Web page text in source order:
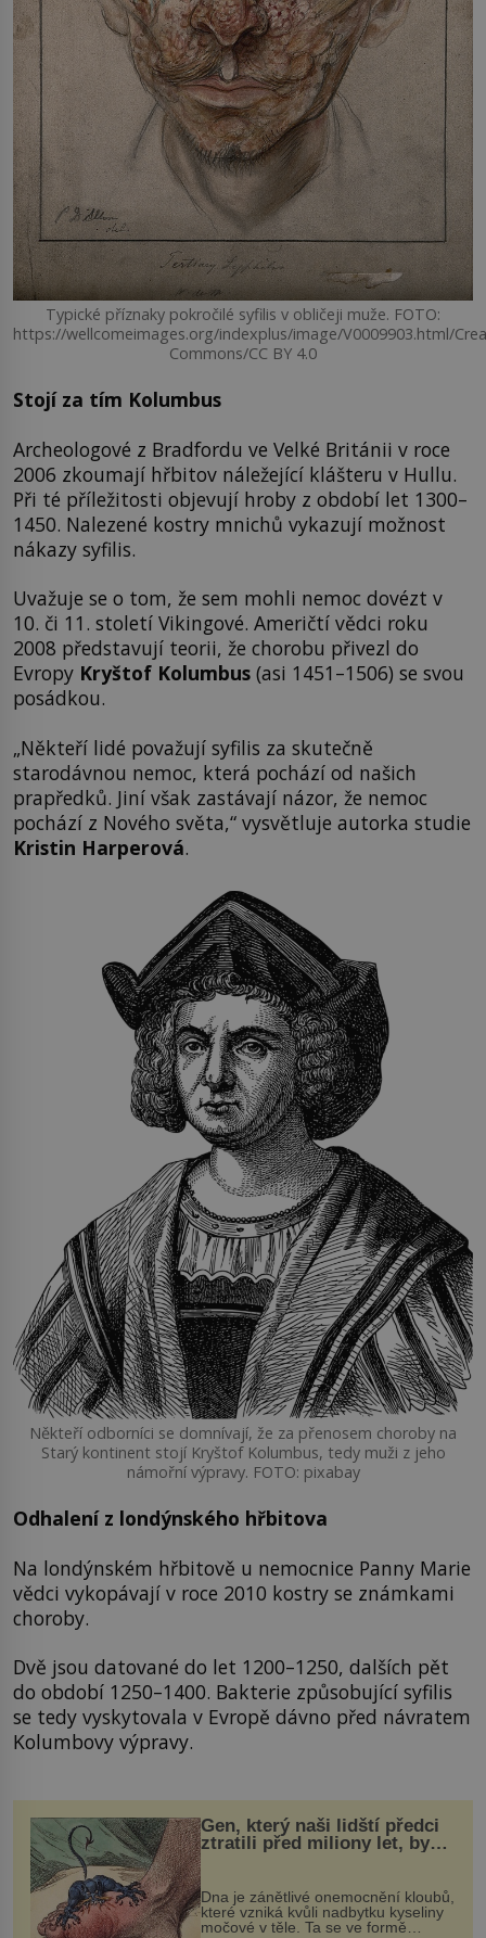
Typické příznaky pokročilé syfilis v obličeji muže. FOTO:
https://wellcomeimages.org/indexplus/image/V0009903.html/
Commons/CC BY 4.0
Stojí za tím Kolumbus
Archeologové z Bradfordu ve Velké Británii v roce
2006 zkoumají hřbitov náležející klášteru v Hullu.
Při té příležitosti objevují hroby z období let 1300–
1450. Nalezené kostry mnichů vykazují možnost
nákazy syfilis.
Uvažuje se o tom, že sem mohli nemoc dovézt v
10. či 11. století Vikingové. Američtí vědci roku
2008 představují teorii, že chorobu přivezl do
Evropy Kryštof Kolumbus (asi 1451–1506) se svou
posádkou.
„Někteří lidé považují syfilis za skutečně
starodávnou nemoc, která pochází od našich
prapředků. Jiní však zastávají názor, že nemoc
pochází z Nového světa,“ vysvětluje autorka studie
Kristin Harperová.
Někteří odborníci se domnívají, že za přenosem choroby na
Starý kontinent stojí Kryštof Kolumbus, tedy muži z jeho
námořní výpravy. FOTO: pixabay
Odhalení z londýnského hřbitova
Na londýnském hřbitově u nemocnice Panny Marie
vědci vykopávají v roce 2010 kostry se známkami
choroby.
Dvě jsou datované do let 1200–1250, dalších pět
do období 1250–1400. Bakterie způsobující syfilis
se tedy vyskytovala v Evropě dávno před návratem
Kolumbovy výpravy.
Gen, který naši lidští předci
ztratili před miliony let, by
mohl pomoci s léčbou
„nemoci králů“
Dna je zánětlivé onemocnění kloubů,
které vzniká kvůli nadbytku kyseliny
močové v těle. Ta se ve formě